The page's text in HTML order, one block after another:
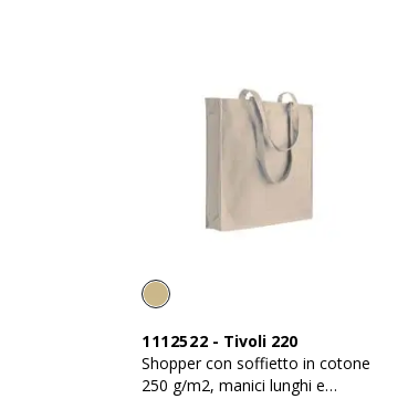
1112522 - Tivoli 220
Shopper con soffietto in cotone
250 g/m2, manici lunghi e